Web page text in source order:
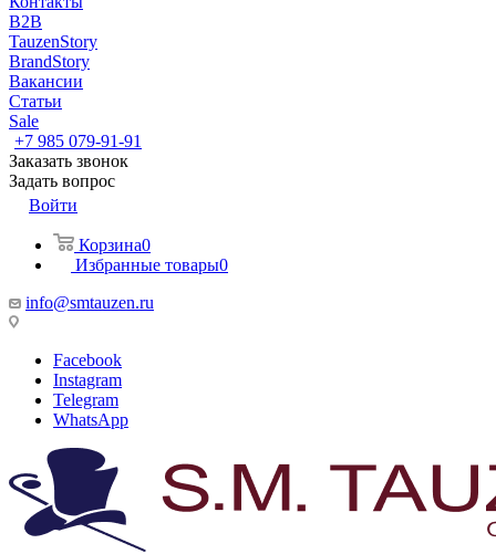
B2B
TauzenStory
BrandStory
Вакансии
Статьи
Sale
+7 985 079-91-91
Заказать звонок
Задать вопрос
Войти
Корзина0
Избранные товары0
info@smtauzen.ru
Facebook
Instagram
Telegram
WhatsApp